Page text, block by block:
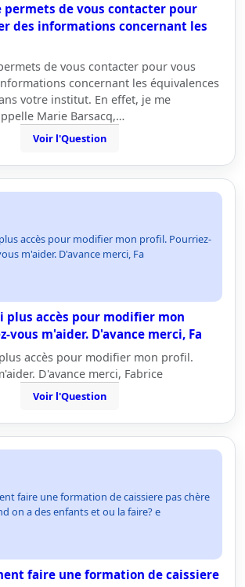
permets de vous contacter pour
des informations concernant les
de vous contacter pour vous
concernant les équivalences
votre institut. En effet, je me
Marie Barsacq,…
Voir l'Question
accès pour modifier mon profil. Pourriez-
m'aider. D'avance merci, Fa
plus accès pour modifier mon
vous m'aider. D'avance merci, Fa
accès pour modifier mon profil.
D'avance merci, Fabrice
Voir l'Question
faire une formation de caissiere pas chère
on a des enfants et ou la faire? e
faire une formation de caissiere